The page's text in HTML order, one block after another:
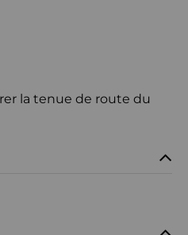
la tenue de route du